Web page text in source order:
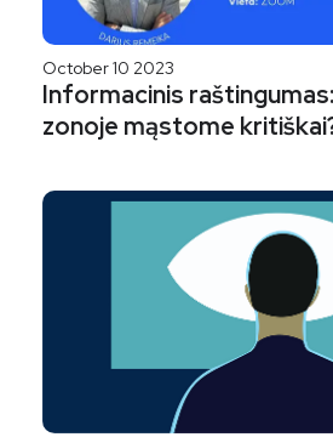
October 10 2023
Informacinis
zonoje mąstome